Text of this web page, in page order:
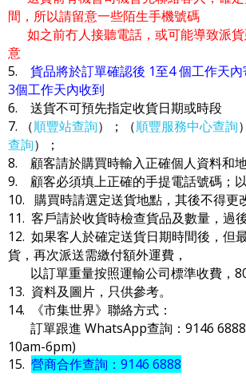
間，所以請留意一些陌生手機號碼
如之前冇人接聽電話，或可能導致派貨
意
5. 貨品將於訂單確認後 1至4 個工作天
3個工作天內收到
6. 送貨不可預先指定收貨日期或時段
7. （順豐站查詢）；（順豐服務中心查詢
查詢）；
8. 顧客請於購買時輸入正確個人資料和
9. 顧客必須填上正確的手提電話號碼；
10. 購買時請選定送貨地點，其後不得更
11. 客戶請於收貨時檢查貨品及數量，過
12. 如果客人於確定送貨日期時間後，但
貨，再次派送需繳付額外運費，
以訂單重量按照運輸公司標準收費，80
13. 資料及圖片，只供參考。
14. 《市集世界》聯絡方式：
訂單跟進 WhatsApp查詢：9146 6888
10am-6pm)
15. 營商合作查詢：9146 6888